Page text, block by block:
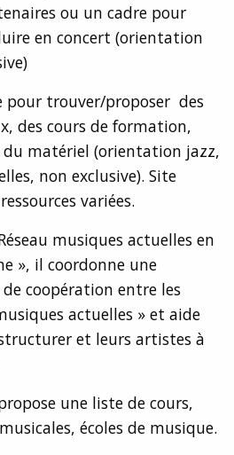
ou un cadre pour
en concert (orientation
pour trouver/proposer des
des cours de formation,
du matériel (orientation jazz,
non exclusive). Site
variées.
musiques actuelles en
», il coordonne une
coopération entre les
actuelles » et aide
et leurs artistes à
une liste de cours,
écoles de musique.